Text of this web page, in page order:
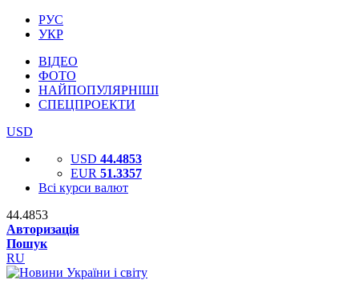
РУС
УКР
ВІДЕО
ФОТО
НАЙПОПУЛЯРНІШІ
СПЕЦПРОЕКТИ
USD
USD 44.4853
EUR 51.3357
Всі курси валют
44.4853
Авторизація
Пошук
RU